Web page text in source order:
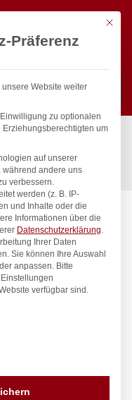
Suchen
für Profis
Mit
Präferenz
Website weiter
zu optionalen
um
auf unserer
während andere uns
verbessern.
werden (z. B. IP-
und Inhalte oder die
Informationen über die
Datenschutzerklärung.
Ihrer Daten
Sie können Ihre Auswahl
anpassen. Bitte
verfügbar sind.
für die eine